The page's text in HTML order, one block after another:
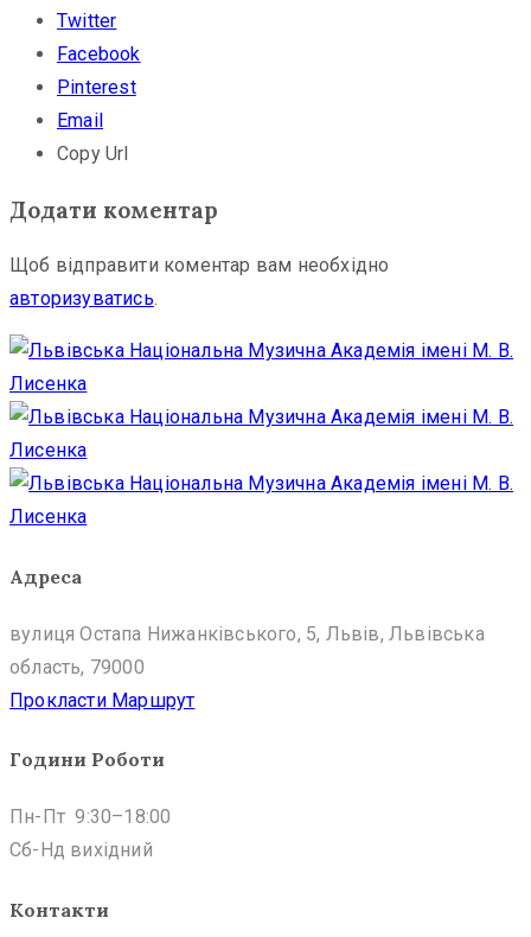
Twitter
Facebook
Pinterest
Email
Copy Url
Додати коментар
Щоб відправити коментар вам необхідно
авторизуватись.
Адреса
вулиця Остапа Нижанківського, 5, Львів, Львівська
область, 79000
Прокласти Маршрут
Години Роботи
Пн-Пт 9:30–18:00
Сб-Нд вихідний
Контакти